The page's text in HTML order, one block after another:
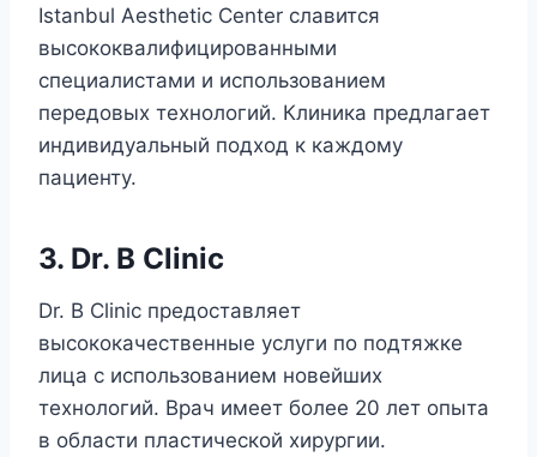
Istanbul Aesthetic Center славится
высококвалифицированными
специалистами и использованием
передовых технологий. Клиника предлагает
индивидуальный подход к каждому
пациенту.
3. Dr. B Clinic
Dr. B Clinic предоставляет
высококачественные услуги по подтяжке
лица с использованием новейших
технологий. Врач имеет более 20 лет опыта
в области пластической хирургии.